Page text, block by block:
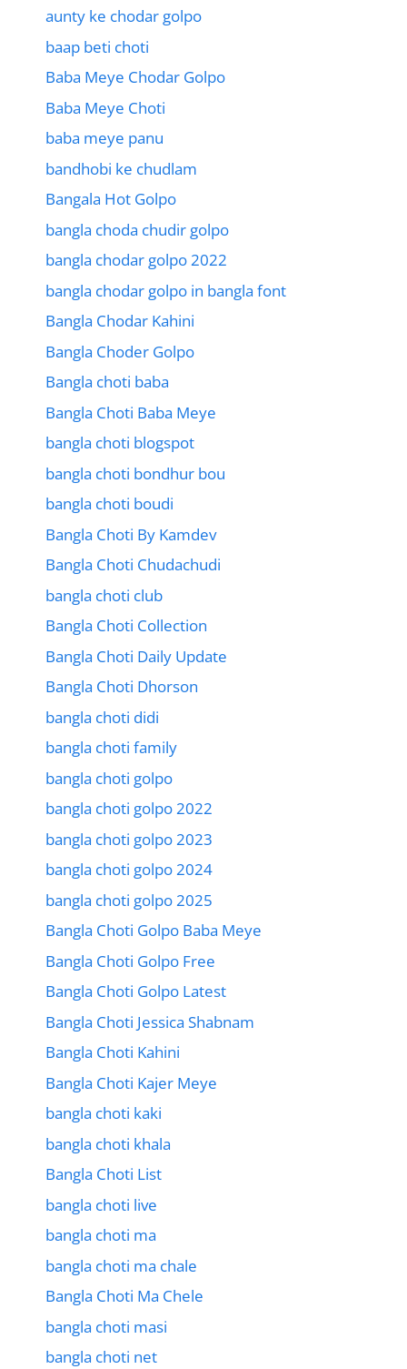
aunty ke chodar golpo
baap beti choti
Baba Meye Chodar Golpo
Baba Meye Choti
baba meye panu
bandhobi ke chudlam
Bangala Hot Golpo
bangla choda chudir golpo
bangla chodar golpo 2022
bangla chodar golpo in bangla font
Bangla Chodar Kahini
Bangla Choder Golpo
Bangla choti baba
Bangla Choti Baba Meye
bangla choti blogspot
bangla choti bondhur bou
bangla choti boudi
Bangla Choti By Kamdev
Bangla Choti Chudachudi
bangla choti club
Bangla Choti Collection
Bangla Choti Daily Update
Bangla Choti Dhorson
bangla choti didi
bangla choti family
bangla choti golpo
bangla choti golpo 2022
bangla choti golpo 2023
bangla choti golpo 2024
bangla choti golpo 2025
Bangla Choti Golpo Baba Meye
Bangla Choti Golpo Free
Bangla Choti Golpo Latest
Bangla Choti Jessica Shabnam
Bangla Choti Kahini
Bangla Choti Kajer Meye
bangla choti kaki
bangla choti khala
Bangla Choti List
bangla choti live
bangla choti ma
bangla choti ma chale
Bangla Choti Ma Chele
bangla choti masi
bangla choti net